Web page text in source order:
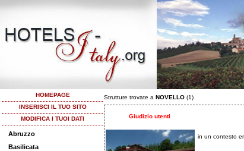
HOMEPAGE
INSERISCI IL TUO SITO
MODIFICA I TUOI DATI
Abruzzo
Basilicata
Strutture trovate a NOVELLO (1)
Giudizio utenti
in un contesto